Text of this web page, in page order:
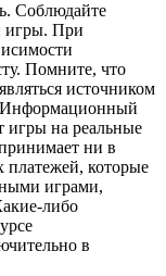
Соблюдайте
игры. При
Помните, что
источником
Информационный
игры на реальные
ни в
платежей, которые
играми,
либо
в